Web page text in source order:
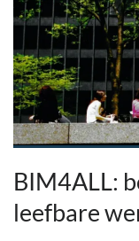
BIM4ALL:
leefbare